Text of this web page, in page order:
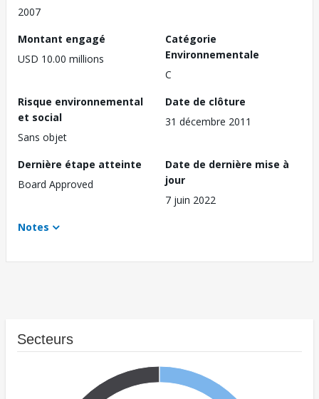
2007
Montant engagé
USD 10.00 millions
Catégorie
Environnementale
C
Risque environnemental
et social
Sans objet
Date de clôture
31 décembre 2011
Dernière étape atteinte
Board Approved
Date de dernière mise à
jour
7 juin 2022
Notes
Secteurs